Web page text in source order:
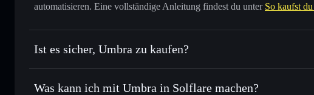
automatisieren. Eine vollständige Anleitung findest du unter So kaufst
Ist es sicher, Umbra zu kaufen?
Umbra verifizierter Token
Was kann ich mit Umbra in Solflare machen?